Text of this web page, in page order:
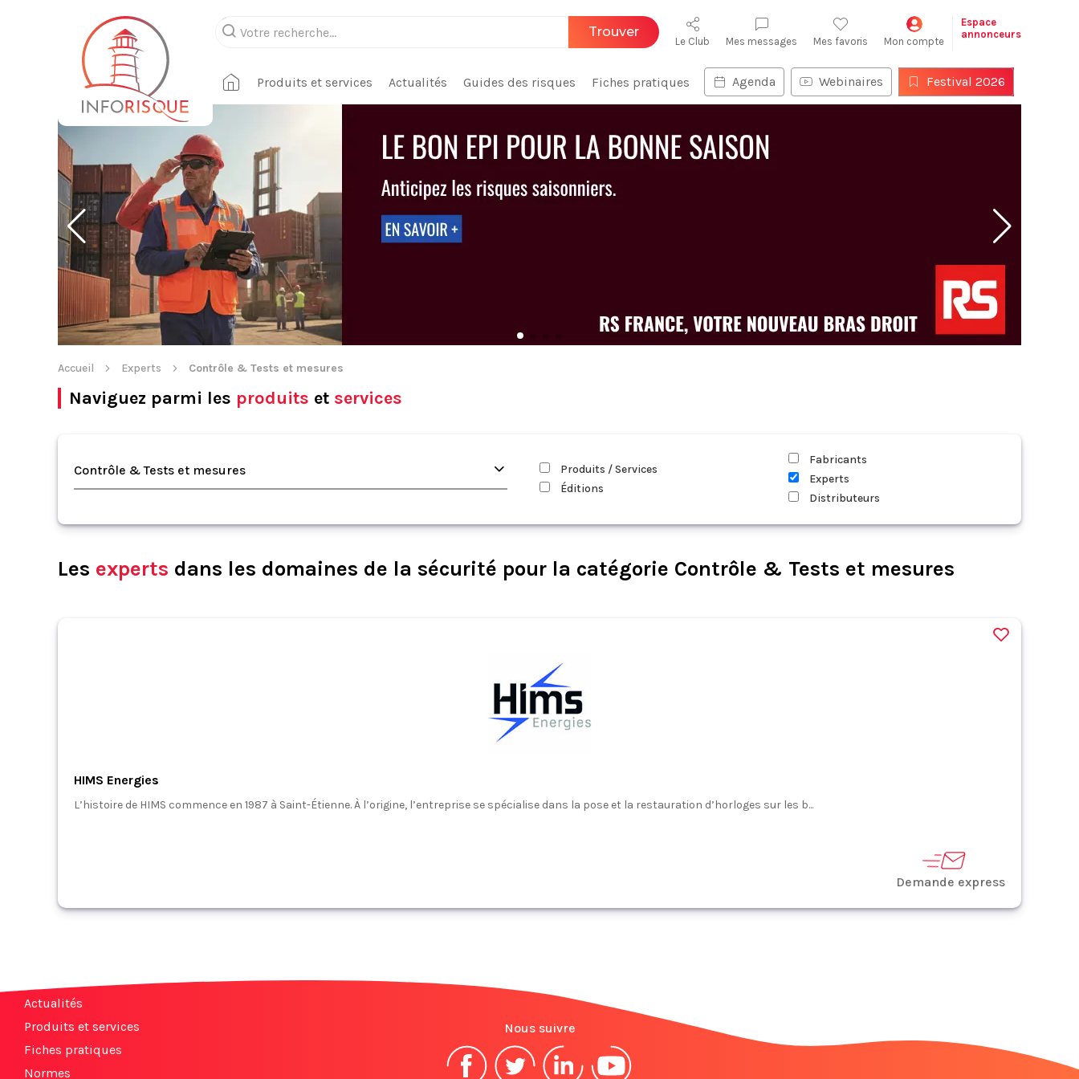
Trouver
Le Club Mes messages Mes favoris Mon compte
Espace
annonceurs
Produits et services Actualités Guides des risques Fiches pratiques Agenda Webinaires Festival 2026
Accueil Experts Contrôle & Tests et mesures
Naviguez parmi les produits et services
Contrôle & Tests et mesures
Produits / Services
Éditions
Fabricants
Experts
Distributeurs
Les experts dans les domaines de la sécurité pour la catégorie Contrôle & Tests et mesures
HIMS Energies
L’histoire de HIMS commence en 1987 à Saint-Étienne. À l’origine, l’entreprise se spécialise dans la pose et la restauration d’horloges sur les b...
Demande express
Actualités
Produits et services
Fiches pratiques
Normes
Nous suivre